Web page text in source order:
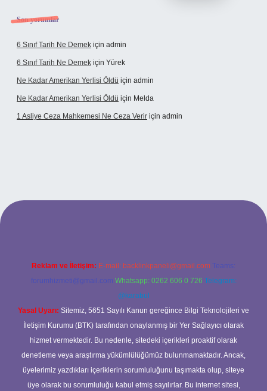
Son yorumlar
6 Sınıf Tarih Ne Demek için admin
6 Sınıf Tarih Ne Demek için Yürek
Ne Kadar Amerikan Yerlisi Öldü için admin
Ne Kadar Amerikan Yerlisi Öldü için Melda
1 Asliye Ceza Mahkemesi Ne Ceza Verir için admin
Reklam ve İletişim: E-mail: backlinkpaneli@gmail.com Teams:
forumhizmeti@gmail.com Whatsapp: 0262 606 0 726 Telegram:
@karabul
Yasal Uyarı: Sitemiz, 5651 Sayılı Kanun gereğince Bilgi Teknolojileri ve
İletişim Kurumu (BTK) tarafından onaylanmış bir Yer Sağlayıcı olarak
hizmet vermektedir. Bu nedenle, sitedeki içerikleri proaktif olarak
denetleme veya araştırma yükümlülüğümüz bulunmamaktadır. Ancak,
üyelerimiz yazdıkları içeriklerin sorumluluğunu taşımakta olup, siteye
üye olarak bu sorumluluğu kabul etmiş sayılırlar. Bu internet sitesi,